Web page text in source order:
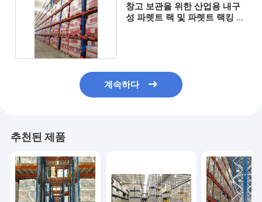
창고 보관을 위한 산업용 내구
성 파렛트 랙 및 파렛트 랙킹 및
계속하다
추천된 제품